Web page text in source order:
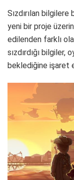
Sızdırılan
yeni bir proje
edilenden farklı
sızdırdığı bilgiler,
beklediğine işaret